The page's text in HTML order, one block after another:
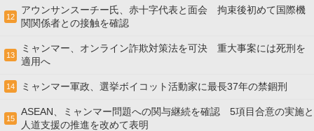
12
アウンサンスーチー氏、赤十字代表と面会 拘束後初めて国際機
関関係者との接触を確認
13
ミャンマー、オンライン詐欺対策法を可決 重大事案には死刑を
適用へ
14 ミャンマー軍政、選挙ボイコット活動家に最長37年の禁錮刑
15
ASEAN、ミャンマー問題への関与継続を確認 5項目合意の実施と
人道支援の推進を改めて表明